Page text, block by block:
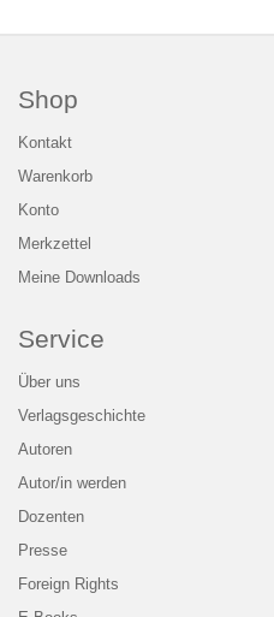
Shop
Kontakt
Warenkorb
Konto
Merkzettel
Meine Downloads
Service
Über uns
Verlagsgeschichte
Autoren
Autor/in werden
Dozenten
Presse
Foreign Rights